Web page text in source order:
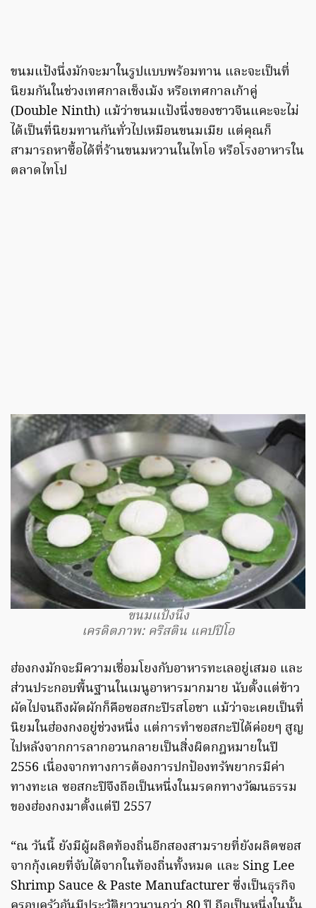
ขนมแป้งนึ่งมักจะมาในรูปแบบพร้อมทาน และจะเป็นที่
นิยมกันในช่วงเทศกาลเช็งเม้ง หรือเทศกาลเก้าคู่
(Double Ninth) แม้ว่าขนมแป้งนึ่งของชาวจีนแคะจะไม่
ได้เป็นที่นิยมทานกันทั่วไปเหมือนขนมเมีย แต่คุณก็
สามารถหาซื้อได้ที่ร้านขนมหวานในไทโอ หรือโรงอาหารใน
ตลาดไทโป
ขนมแป้งนึ่ง
เครดิตภาพ: คริสติน แคปปิโอ
ฮ่องกงมักจะมีความเชื่อมโยงกับอาหารทะเลอยู่เสมอ และ
ส่วนประกอบพื้นฐานในเมนูอาหารมากมาย นับตั้งแต่ข้าว
ผัดไปจนถึงผัดผักก็คือซอสกะปิรสโอชา แม้ว่าจะเคยเป็นที่
นิยมในฮ่องกงอยู่ช่วงหนึ่ง แต่การทำซอสกะปิได้ค่อยๆ สูญ
ไปหลังจากการลากอวนกลายเป็นสิ่งผิดกฎหมายในปี
2556 เนื่องจากทางการต้องการปกป้องทรัพยากรมีค่า
ทางทะเล ซอสกะปิจึงถือเป็นหนึ่งในมรดกทางวัฒนธรรม
ของฮ่องกงมาตั้งแต่ปี 2557
“ณ วันนี้ ยังมีผู้ผลิตท้องถิ่นอีกสองสามรายที่ยังผลิตซอส
จากกุ้งเคยที่จับได้จากในท้องถิ่นทั้งหมด และ Sing Lee
Shrimp Sauce & Paste Manufacturer ซึ่งเป็นธุรกิจ